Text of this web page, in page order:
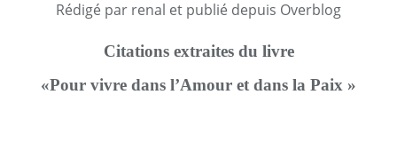
Rédigé par renal et publié depuis Overblog
Citations extraites du livre
«Pour vivre dans l’Amour et dans la Paix »